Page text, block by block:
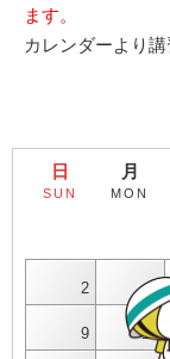
ます。
カレンダーより講
日
SUN
月
MON
2 3
9 10